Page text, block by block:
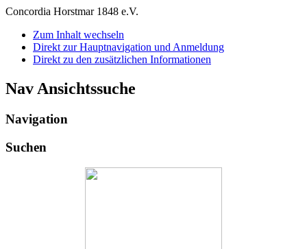
Concordia Horstmar 1848 e.V.
Zum Inhalt wechseln
Direkt zur Hauptnavigation und Anmeldung
Direkt zu den zusätzlichen Informationen
Nav Ansichtssuche
Navigation
Suchen